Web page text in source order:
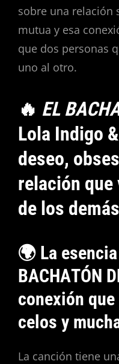
sobre una relación
mutua y esa
que dos personas
uno al otro.
🔥 EL
Lola Indigo
deseo,
relación
de los demás
🌍 La esencia
BACHATÓN
conexión
celos y
La canción tiene